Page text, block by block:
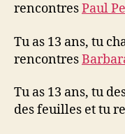
rencontresPaul
Tu as 13 ans, tu
rencontres
Tu as 13 ans, tu
des feuilles et tu